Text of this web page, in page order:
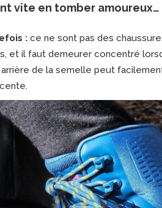
vite en tomber amoureux…
: ce ne sont pas des
et il faut demeurer concentré
de la semelle peut